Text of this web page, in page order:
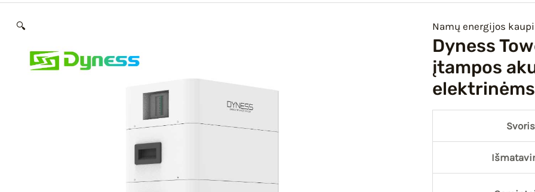
🔍 Namų energijos
Dyness
įtampos
elektrinėms
Svoris